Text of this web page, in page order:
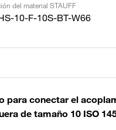
del material STAUFF
10-F-10S-BT-W66
para conectar el
de tamaño 10 ISO